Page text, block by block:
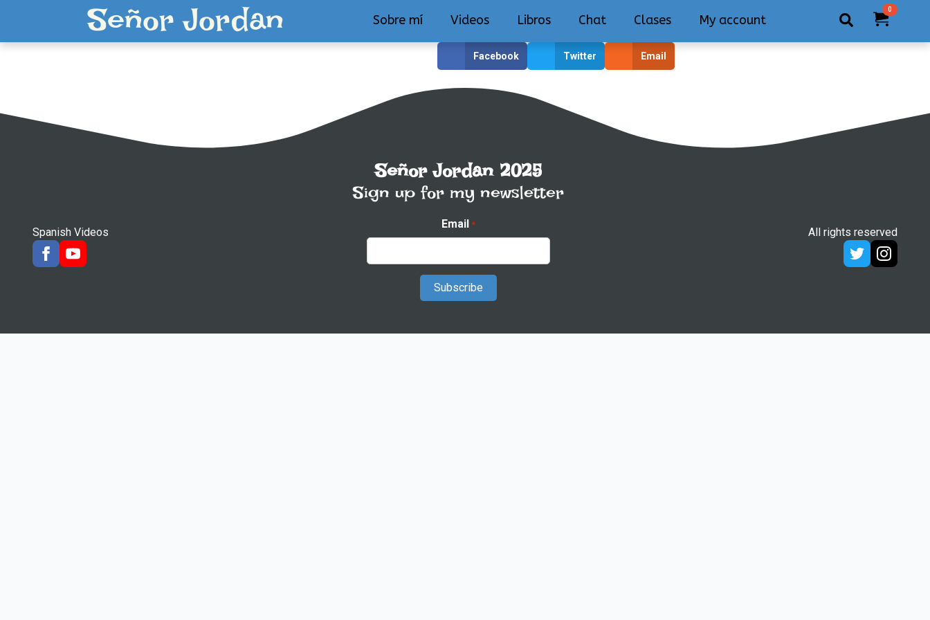
Señor Jordan Sobre mí Videos Libros Chat Clases My account
Search
0
Facebook Twitter Email
Spanish Videos
Señor Jordan 2025
Sign up for my newsletter
Email *
All rights reserved